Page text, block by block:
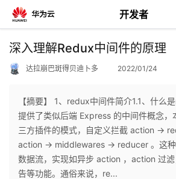
开发者
返
个
人
我
深入理解Redux中间件的原理
达拉崩巴斑得贝迪卜多 2022/01/24
【摘要】 1、redux中间件简介1.1、什么
提供了类似后端 Express 的中间件概念，
三方插件的模式，自定义拦截 action ->
action -> middlewares -> reducer 。这
数据流，实现如异步 action ，action 过
告等功能。通俗来说，re...